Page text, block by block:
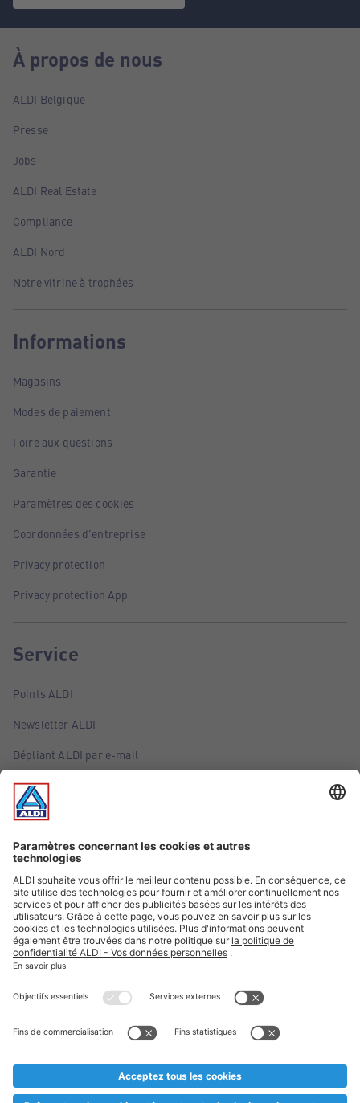
À propos de nous
ALDI Belgique
Presse
Jobs
ALDI Real Estate
Compliance
ALDI Nord
Notre vitrine à trophées
Informations
Magasins
Modes de paiement
Foire aux questions
Garantie
Paramètres des cookies
Coordonnées d'entreprise
Privacy protection
Privacy protection App
Service
Points ALDI
Newsletter ALDI
Dépliant ALDI par e-mail
Offres
Infos essentielles
Suivez ALDI Belgique
Textes marqués d'un astérisque et mentions légales
* Nous vendons ces articles temporairement et jusqu'à
au cas où, malgré le planning bien étudié, nous serions
prématurément en rupture de stock. Prix Recupel et TVA incl.
** Sur ce site, l’utilisation de la forme masculine a été adoptée